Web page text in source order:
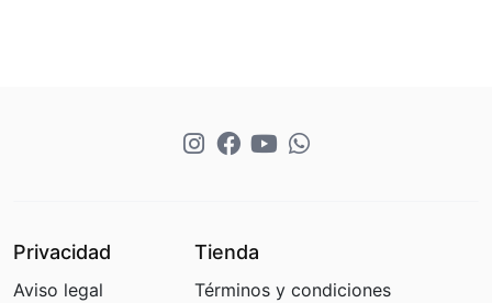
Privacidad
Aviso legal
Tienda
Términos y condiciones